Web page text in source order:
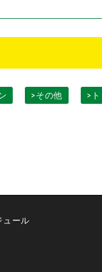
>その他 >
ュール